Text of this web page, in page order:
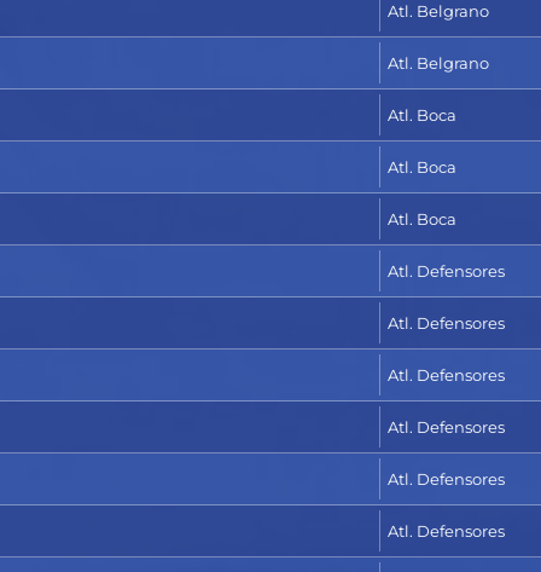
Atl. Belgrano
Atl. Belgrano
Atl. Boca
Atl. Boca
Atl. Boca
Atl. Defensores
Atl. Defensores
Atl. Defensores
Atl. Defensores
Atl. Defensores
Atl. Defensores